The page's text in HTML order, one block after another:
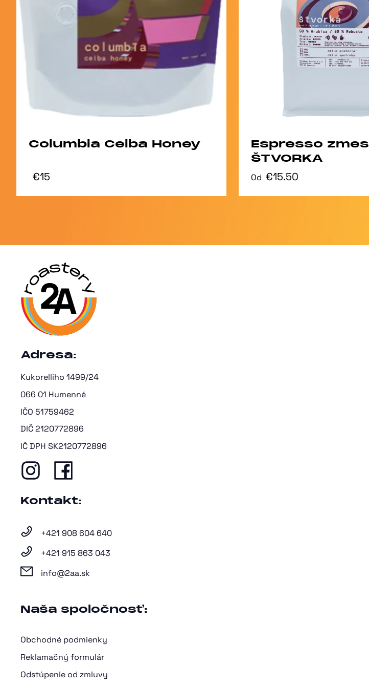
Columbia Ceiba Honey
€15
Espresso zmes
ŠTVORKA
Od €15.50
Adresa:
Kukorelliho 1499/24
066 01 Humenné
IČO 51759462
DIČ 2120772896
IČ DPH SK2120772896
Kontakt:
+421 908 604 640
+421 915 863 043
info@2aa.sk
Naša spoločnosť:
Obchodné podmienky
Reklamačný formulár
Odstúpenie od zmluvy